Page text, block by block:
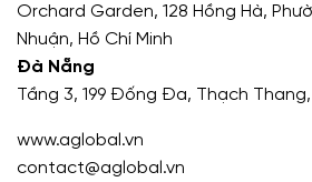
Orchard Garden, 128 Hồng Hà,
Nhuận, Hồ Chí Minh
Đà Nẵng
Tầng 3, 199 Đống Đa, Thạch
www.aglobal.vn
contact@aglobal.vn